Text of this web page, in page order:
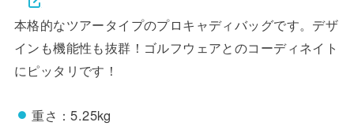
本格的なツアータイプのプロキャディバッグです。デザ
インも機能性も抜群！ゴルフウェアとのコーディネイト
にピッタリです！
重さ：5.25kg